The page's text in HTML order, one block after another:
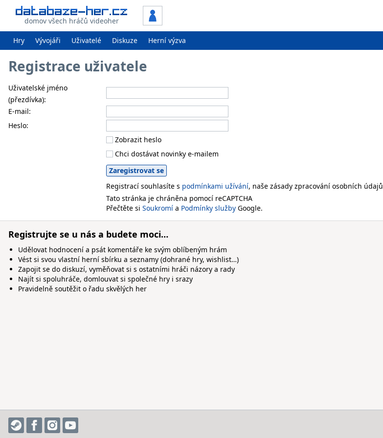
domov všech hráčů videoher
Hry Vývojáři Uživatelé Diskuze Herní výzva
Registrace uživatele
Uživatelské jméno
(přezdívka):
E-mail:
Heslo:
Zobrazit heslo
Chci dostávat novinky e-mailem
Registrací souhlasíte s podmínkami užívání, naše zásady zpracování osobních údajů
Tato stránka je chráněna pomocí reCAPTCHA
Přečtěte si Soukromí a Podmínky služby Google.
Registrujte se u nás a budete moci…
Udělovat hodnocení a psát komentáře ke svým oblíbeným hrám
Vést si svou vlastní herní sbírku a seznamy (dohrané hry, wishlist…)
Zapojit se do diskuzí, vyměňovat si s ostatními hráči názory a rady
Najít si spoluhráče, domlouvat si společné hry i srazy
Pravidelně soutěžit o řadu skvělých her